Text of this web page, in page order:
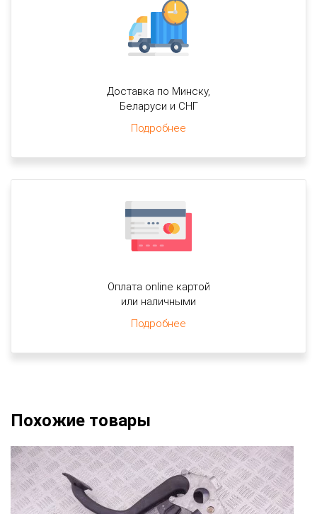
Доставка по Минску,
Беларуси и СНГ
Подробнее
Оплата online картой
или наличными
Подробнее
Похожие товары